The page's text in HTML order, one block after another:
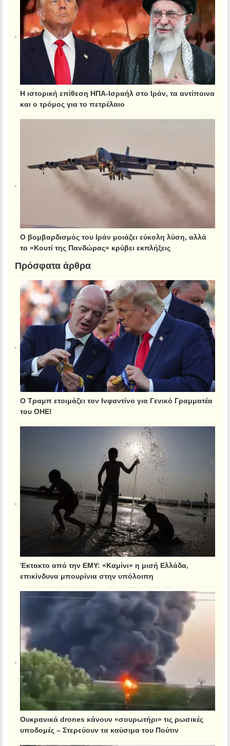
Η ιστορική επίθεση ΗΠΑ-Ισραήλ στο Ιράν, τα αντίποινα
και ο τρόμος για το πετρέλαιο
Ο βομβαρδισμός του Ιράν μοιάζει εύκολη λύση, αλλά
το «Κουτί της Πανδώρας» κρύβει εκπλήξεις
Πρόσφατα άρθρα
Ο Τραμπ ετοιμάζει τον Ινφαντίνο για Γενικό Γραμματέα
του ΟΗΕ!
Έκτακτο από την ΕΜΥ: «Καμίνι» η μισή Ελλάδα,
επικίνδυνα μπουρίνια στην υπόλοιπη
Ουκρανικά drones κάνουν «σουρωτήρι» τις ρωσικές
υποδομές – Στερεύουν τα καύσιμα του Πούτιν